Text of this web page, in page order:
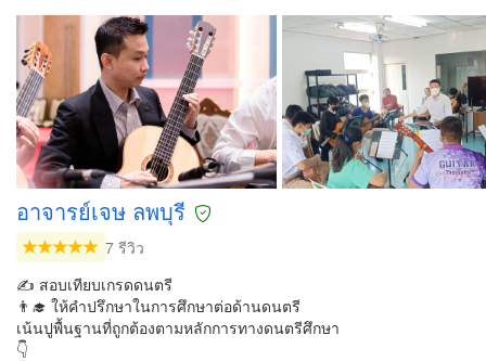
อาจารย์เจษ ลพบุรี
7 รีวิว
✍ สอบเทียบเกรดดนตรี
👨‍🎓 ให้คำปรึกษาในการศึกษาต่อด้านดนตรี
เน้นปูพื้นฐานที่ถูกต้องตามหลักการทางดนตรีศึกษา
👇